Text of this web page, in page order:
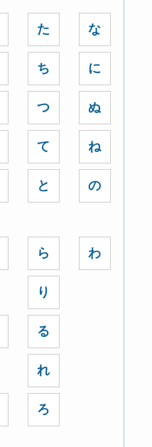
た
ち
つ
て
と
な
に
ぬ
ね
の
ら
り
る
れ
ろ
わ